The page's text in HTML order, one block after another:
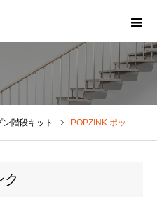
ン階段キット POPZINK ポップジンク
ク